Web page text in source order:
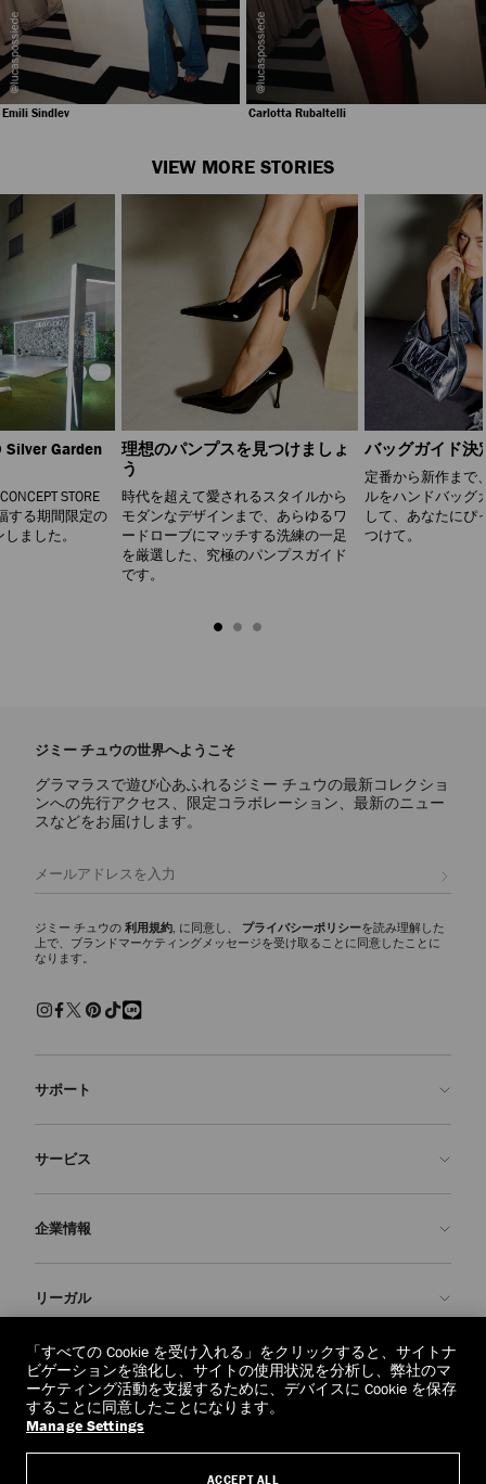
Tiffany Hsu
VIEW MORE STORIES
Silver Garden
STORE
する期間限定の
ました。
理想のパンプスを見つけましょ
う
時代を超えて愛されるスタイルから
モダンなデザインまで、あらゆるワ
ードローブにマッチする洗練の一足
を厳選した、究極のパンプスガイド
です。
バッグガイド決
定番から新作まで
ルをハンドバッグ
して、あなたにぴ
つけて。
ジミー チュウの世界へようこそ
グラマラスで遊び心あふれるジミー チュウの最新コレクショ
ンへの先行アクセス、限定コラボレーション、最新のニュー
スなどをお届けします。
ジミー チュウの 利用規約, に同意し、 プライバシーポリシーを読み理解した
上で、ブランドマーケティングメッセージを受け取ることに同意したことに
なります。
サポート
よくあるご質問
返品を申請
配送
交換・返品
サービス
Made-to-Order
保証
企業情報
ブランドの歴史
JC World
社会への貢献
私たちの責任
クラフツマンシップ
リーガル
プライバシーポリシー
利用規約
忘れられる権利
個人情報開示請求フォーム
regionselector.country. (€)
「すべての Cookie を受け入れる」をクリックすると、サイトナ
ビゲーションを強化し、サイトの使用状況を分析し、弊社のマ
ーケティング活動を支援するために、デバイスに Cookie を保存
することに同意したことになります。
Manage Settings
ACCEPT ALL